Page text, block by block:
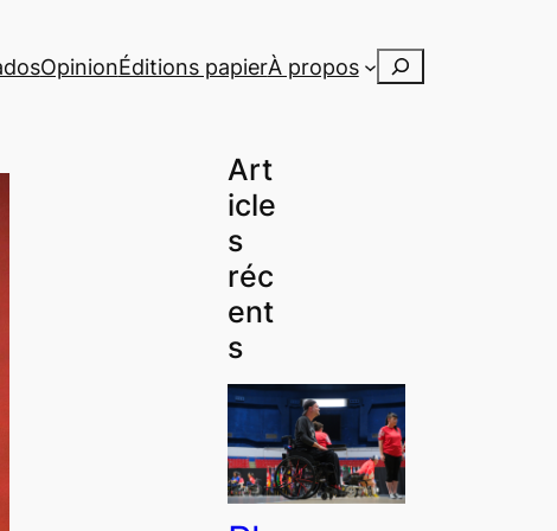
OpinionÉditions papierÀ propos Rechercher
Art
icle
s
réc
ent
s